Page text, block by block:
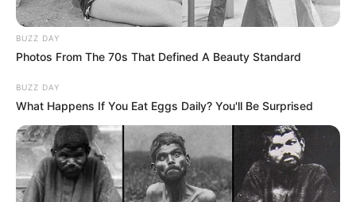
BUZZ DAY
Photos From The 70s That Defined A Beauty Standard
BUZZ DAY
What Happens If You Eat Eggs Daily? You'll Be Surprised